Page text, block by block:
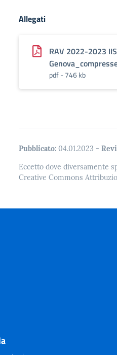
Allegati
RAV 2022-2023
pdf - 746 kb
Pubblicato: 04.01.2023 -
Eccetto dove diversamente
Creative Commons